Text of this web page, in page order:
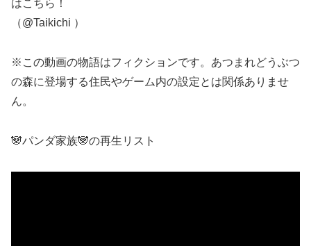
はこちら！
（@Taikichi ）
※この動画の物語はフィクションです。あつまれどうぶつ
の森に登場する住民やゲーム内の設定とは関係ありませ
ん。
🐼パンダ家族🐼の再生リスト